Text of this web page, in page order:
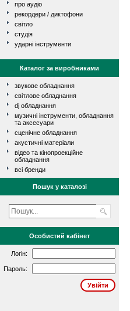
про аудіо
рекордери / диктофони
світло
студія
ударні інструменти
Каталог за виробниками
звукове обладнання
світлове обладнання
dj обладнання
музичні інструменти, обладнання
та аксесуари
сценічне обладнання
акустичні матеріали
відео та кінопроекційне
обладнання
всі бренди
Пошук у каталозі
Особистий кабінет
Логін:
Пароль: